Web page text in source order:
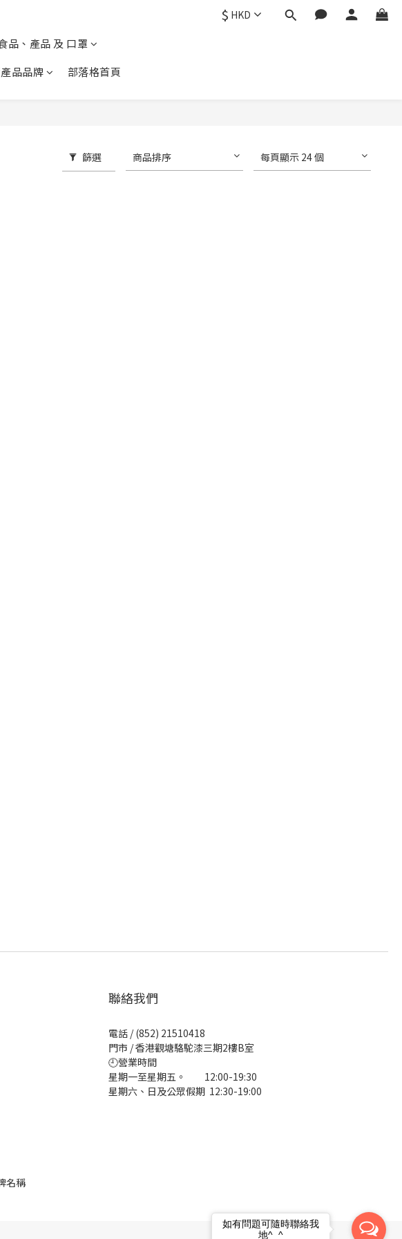
$ HKD
品、產品 及 口罩
品品牌 部落格首頁
篩選 商品排序 每頁顯示 24 個
聯絡我們
電話 / (852) 21510418
門市 / 香港觀塘駱駝漆三期2樓B室
🕘營業時間
星期一至星期五。 12:00-19:30
星期六、日及公眾假期 12:30-19:00
名稱
如有問題可隨時聯絡我
地^_^